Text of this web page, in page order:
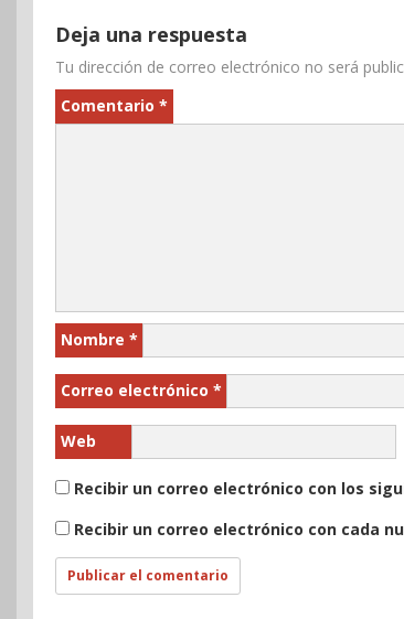
Deja una respuesta
Tu dirección de correo electrónico no será
Comentario *
Nombre *
Correo electrónico *
Web
Recibir un correo electrónico con los
Recibir un correo electrónico con cada